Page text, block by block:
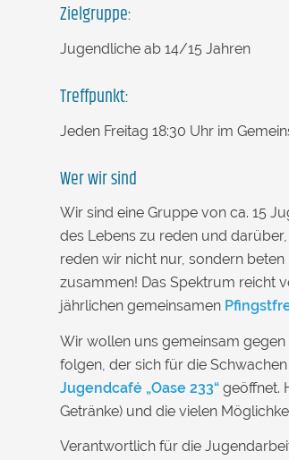
Zielgruppe:
Jugendliche ab 14/15 Jahren
Treffpunkt:
Jeden Freitag 18:30 Uhr im
Wer wir sind
Wir sind eine Gruppe von ca. 15
des Lebens zu reden und
reden wir nicht nur, sondern
zusammen! Das Spektrum reicht
jährlichen gemeinsamen
Wir wollen uns gemeinsam
folgen, der sich für die
Jugendcafé „Oase 233“ geöffnet.
Getränke) und die vielen
Verantwortlich für die